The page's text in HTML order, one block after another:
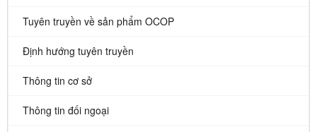
Tuyên truyền về sản phẩm OCOP
Định hướng tuyên truyền
Thông tin cơ sở
Thông tin đối ngoại